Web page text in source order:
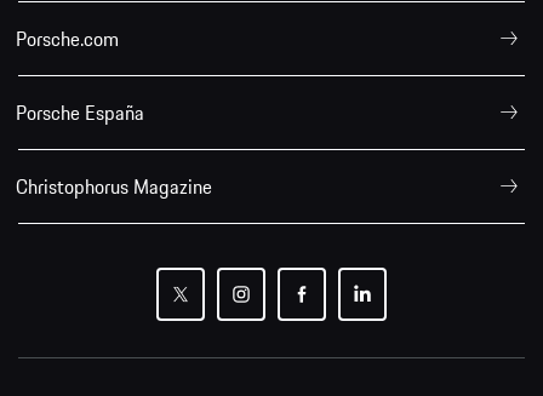
Porsche.com
Porsche España
Christophorus Magazine